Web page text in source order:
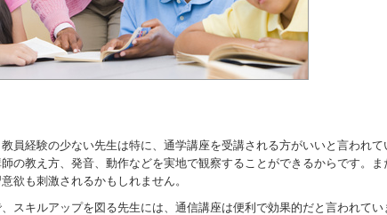
員経験の少ない先生は特に、通学講座を受講される方がいいと言われて
の教え方、発音、動作などを実地で観察することができるからです。ま
欲も刺激されるかもしれません。
スキルアップを図る先生には、通信講座は便利で効果的だと言われてい